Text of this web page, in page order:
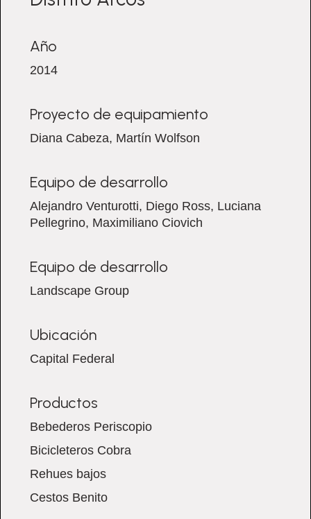
Año
2014
Proyecto de equipamiento
Diana Cabeza, Martín Wolfson
Equipo de desarrollo
Alejandro Venturotti, Diego Ross, Luciana
Pellegrino, Maximiliano Ciovich
Equipo de desarrollo
Landscape Group
Ubicación
Capital Federal
Productos
Bebederos Periscopio
Bicicleteros Cobra
Rehues bajos
Cestos Benito